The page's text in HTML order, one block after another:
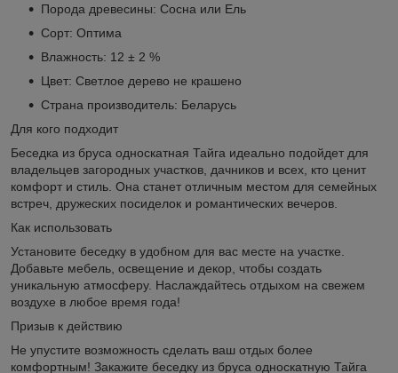
Порода древесины: Сосна или Ель
Сорт: Оптима
Влажность: 12 ± 2 %
Цвет: Светлое дерево не крашено
Страна производитель: Беларусь
Для кого подходит
Беседка из бруса односкатная Тайга идеально подойдет для
владельцев загородных участков, дачников и всех, кто ценит
комфорт и стиль. Она станет отличным местом для семейных
встреч, дружеских посиделок и романтических вечеров.
Как использовать
Установите беседку в удобном для вас месте на участке.
Добавьте мебель, освещение и декор, чтобы создать
уникальную атмосферу. Наслаждайтесь отдыхом на свежем
воздухе в любое время года!
Призыв к действию
Не упустите возможность сделать ваш отдых более
комфортным! Закажите беседку из бруса односкатную Тайга